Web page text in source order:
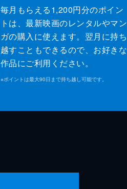
毎月もらえる1,200円分のポイン
トは、最新映画のレンタルやマン
ガの購入に使えます。翌月に持ち
越すこともできるので、お好きな
作品にご利用ください。
※ポイントは最大90日まで持ち越し可能です。